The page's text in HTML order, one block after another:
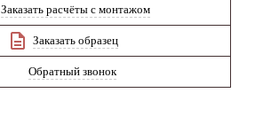
Заказать расчёты с монтажом
Заказать образец
Обратный звонок